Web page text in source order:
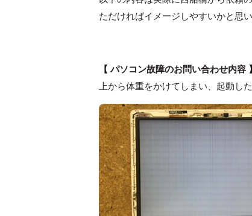
ただければイメージしやすいかと思い
【 パソコン故障のお問い合わせ内容 】
上から体重をかけてしまい、起動し